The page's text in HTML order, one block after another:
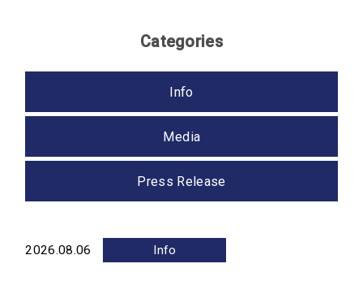
Business
Company
経営陣紹介
2026.08.06 Info
Categories
Info
Media
Press Release